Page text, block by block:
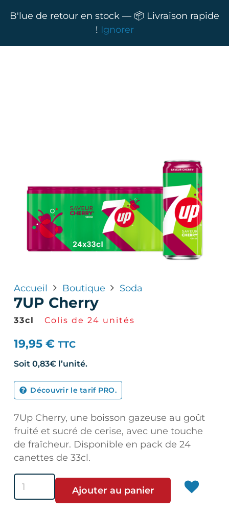
B'lue de retour en stock — 📦 Livraison rapide
! Ignorer
Accueil Boutique Soda
7UP Cherry
33cl Colis de 24 unités
19,95 € TTC
Soit 0,83€l’unité.
Découvrir le tarif PRO.
7Up Cherry, une boisson gazeuse au goût
fruité et sucré de cerise, avec une touche
de fraîcheur. Disponible en pack de 24
canettes de 33cl.
quantité
de
Ajouter au panier